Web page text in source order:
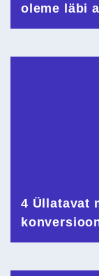
oleme läbi
4 Üllatavat